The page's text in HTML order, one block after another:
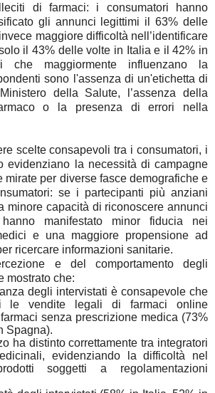
di farmaci: i consumatori hanno
gli annunci legittimi il 63% delle
maggiore difficoltà nell’identificare
il 43% delle volte in Italia e il 42% in
che maggiormente influenzano la
sono l'assenza di un'etichetta di
della Salute, l’assenza della
o la presenza di errori nella
scelte consapevoli tra i consumatori, i
evidenziano la necessità di campagne
per diverse fasce demografiche e
se i partecipanti più anziani
minore capacità di riconoscere annunci
manifestato minor fiducia nei
e una maggiore propensione ad
ricercare informazioni sanitarie.
e del comportamento degli
mostrato che:
degli intervistati è consapevole che
le vendite legali di farmaci online
senza prescrizione medica (73%
Spagna).
ha distinto correttamente tra integratori
, evidenziando la difficoltà nel
soggetti a regolamentazioni